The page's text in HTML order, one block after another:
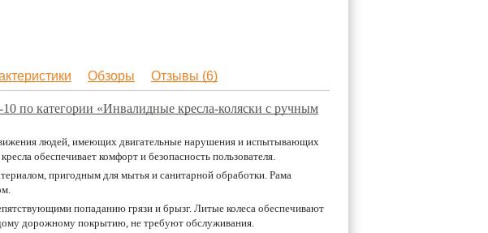
Обзоры Отзывы (6)
по категории «Инвалидные кресла-коляски с ручным
людей, имеющих двигательные нарушения и испытывающих
обеспечивает комфорт и безопасность пользователя.
пригодным для мытья и санитарной обработки. Рама
попаданию грязи и брызг. Литые колеса обеспечивают
дорожному покрытию, не требуют обслуживания.